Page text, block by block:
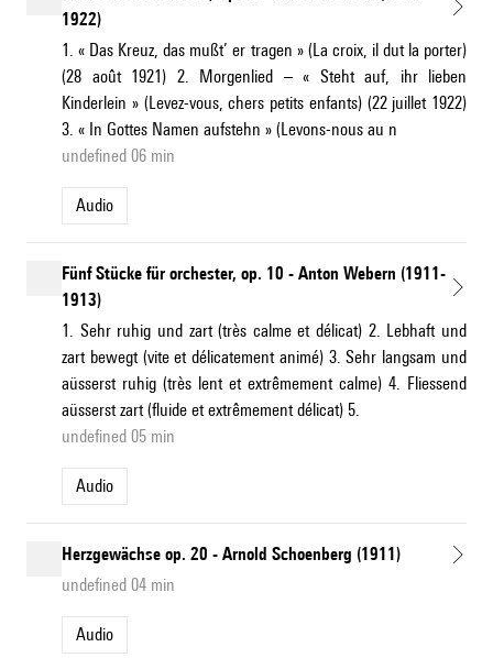
1922)
1. « Das Kreuz, das mußt’ er tragen » (La croix, il dut la porter)
(28 août 1921) 2. Morgenlied – « Steht auf, ihr lieben
Kinderlein » (Levez-vous, chers petits enfants) (22 juillet 1922)
3. « In Gottes Namen aufstehn » (Levons-nous au n
undefined 06 min
Audio
Fünf Stücke für orchester, op. 10 - Anton Webern (1911-
1913)
1. Sehr ruhig und zart (très calme et délicat) 2. Lebhaft und
zart bewegt (vite et délicatement animé) 3. Sehr langsam und
aüsserst ruhig (très lent et extrêmement calme) 4. Fliessend
aüsserst zart (fluide et extrêmement délicat) 5.
undefined 05 min
Audio
Herzgewächse op. 20 - Arnold Schoenberg (1911)
undefined 04 min
Audio